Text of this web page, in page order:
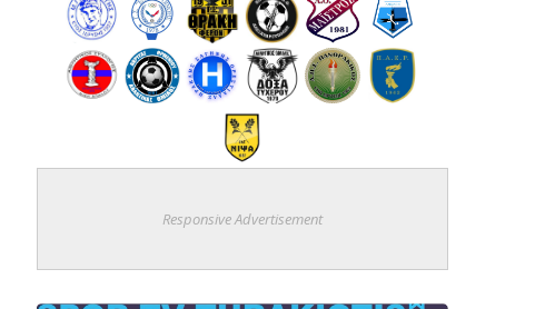
Responsive Advertisement